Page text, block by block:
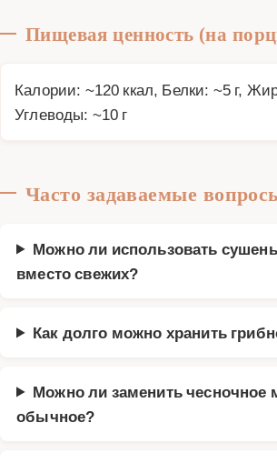
Пищевая ценность (на
Калории: ~120 ккал, Белки: ~5 г,
Углеводы: ~10 г
Часто задаваемые
Можно ли использовать
вместо свежих?
Как долго можно хранить
Можно ли заменить чесночное
обычное?